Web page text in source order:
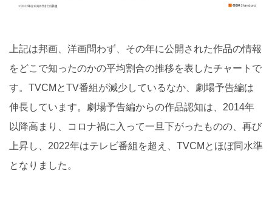
上記は邦画、洋画問わず、その年に公開された作品の情報
をどこで知ったのかの平均割合の推移を表したチャートで
す。TVCMとTV番組が減少しているなか、劇場予告編は
伸長しています。劇場予告編からの作品認知は、2014年
以降高まり、コロナ禍に入って一旦下がったものの、再び
上昇し、2022年はテレビ番組を超え、TVCMとほぼ同水準
となりました。